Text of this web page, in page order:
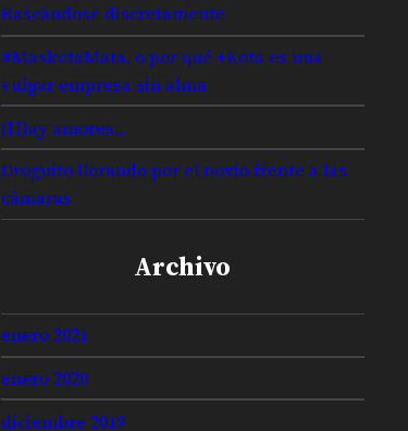
Rascándose discretamente
#MaskotaMata, o por qué +Kota es una
vulgar empresa sin alma
(H)ay amores…
Droguito llorando por el novio frente a las
cámaras
Archivo
enero 2021
enero 2020
diciembre 2019